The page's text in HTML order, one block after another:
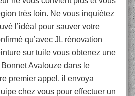
très loin. Ne vous inquiétez
l’idéal pour sauver votre
qu’avec JL rénovation
sur tuile vous obtenez une
Avalouze dans le
premier appel, il envoya
chez vous pour effectuer un